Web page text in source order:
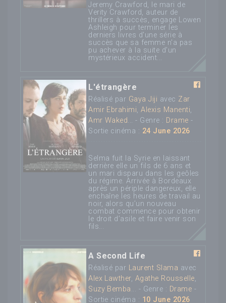
Jeremy Crawford, le mari de
Verity Crawford, auteur de
thrillers à succès, engage Lowen
Ashleigh pour terminer les
derniers livres d'une série à
succès que sa femme n'a pas
pu achever à la suite d'un
mystérieux accident...
L'étrangère
Réalisé par Gaya Jiji avec Zar
Amir Ebrahimi,Alexis Manenti,
Amr Waked... - Genre : Drame -
Sortie cinéma : 24 June 2026
Selma fuit la Syrie en laissant
derrière elle un fils de 6 ans et
un mari disparu dans les geôles
du régime. Arrivée à Bordeaux
après un périple dangereux, elle
enchaîne les heures de travail au
noir, alors qu’un nouveau
combat commence pour obtenir
le droit d’asile et faire venir son
fils...
A Second Life
Réalisé par Laurent Slama avec
Alex Lawther, Agathe Rousselle,
Suzy Bemba... - Genre : Drame -
Sortie cinéma : 10 June 2026